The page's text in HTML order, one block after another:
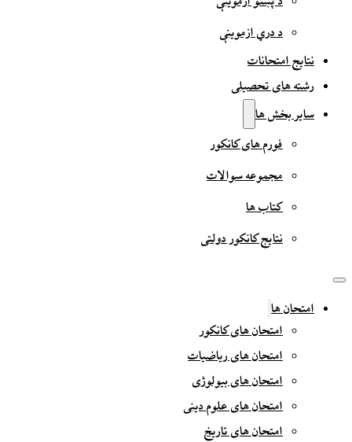
د دري ازموینې
نتایج امتحانات
رشته های تحصیلی
سایر بخش ها
فورم های کانکور
مجموعه سوالات
کتاب ها
نتایج کانکور دولتی
امتحان ها
امتحان های کانکور
امتحان های ریاضیات
امتحان های بیولوژی
امتحان های علوم دینی
امتحان های تاریخ